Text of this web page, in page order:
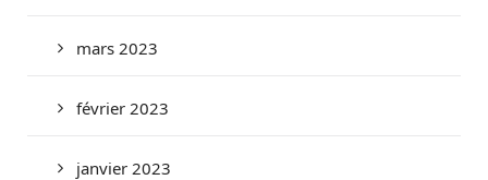
mars 2023
février 2023
janvier 2023